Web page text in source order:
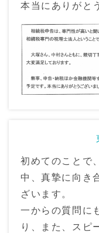
本当にありがと
初めてのことで
中、真摯に向き
ざいます。
一からの質問に
り、また、スピ